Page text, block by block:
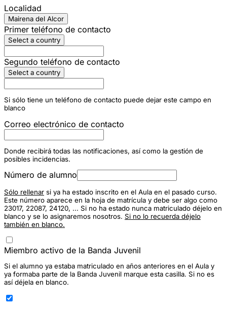
Localidad
Mairena del Alcor
Primer teléfono de contacto
Select a country
Segundo teléfono de contacto
Select a country
Si sólo tiene un teléfono de contacto puede dejar este campo en
blanco
Correo electrónico de contacto
Donde recibirá todas las notificaciones, así como la gestión de
posibles incidencias.
Número de alumno
Sólo rellenar si ya ha estado inscrito en el Aula en el pasado curso.
Este número aparece en la hoja de matrícula y debe ser algo como
23017, 22087, 24120, ... Si no ha estado nunca matriculado déjelo en
blanco y se lo asignaremos nosotros. Si no lo recuerda déjelo
también en blanco.
Miembro activo de la Banda Juvenil
Si el alumno ya estaba matriculado en años anteriores en el Aula y
ya formaba parte de la Banda Juvenil marque esta casilla. Si no es
así déjela en blanco.